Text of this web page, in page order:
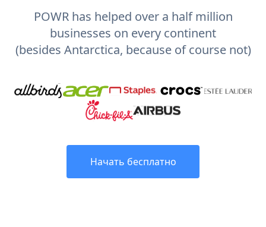
POWR has helped over a half million
businesses on every continent
(besides Antarctica, because of course not)
Начать бесплатно